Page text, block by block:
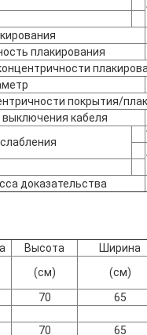
плакирования
покрытия/
кабеля
доказательства
Высота Ширина
(см)
(см)
70 65
70 65